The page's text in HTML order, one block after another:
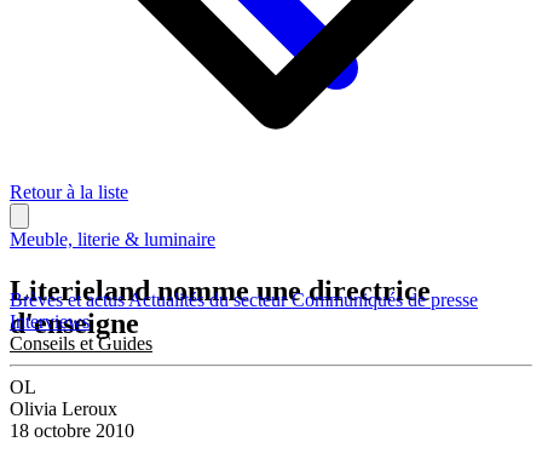
Brèves et actusActualités du secteurCommuniqués de presse
Interviews
Conseils et Guides
Retour à la liste
Meuble, literie & luminaire
Literieland nomme une directrice
d'enseigne
OL
Olivia Leroux
18 octobre 2010